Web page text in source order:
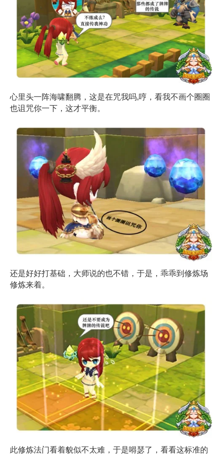
心里头一阵海啸翻腾，这是在咒我吗,哼，看我不画个圈圈
也诅咒你一下，这才平衡。
还是好好打基础，大师说的也不错，于是，乖乖到修炼场
修炼来着。
此修炼法门看着貌似不太难，于是嘚瑟了，看看这标准的